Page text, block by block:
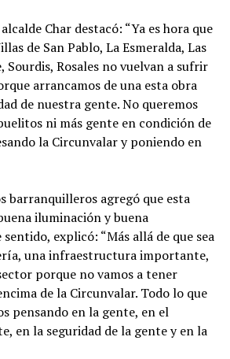
Char destacó: “Ya es hora que
de San Pablo, La Esmeralda, Las
Sourdis, Rosales no vuelvan a sufrir
arrancamos de una esta obra
de nuestra gente. No queremos
ni más gente en condición de
la Circunvalar y poniendo en
barranquilleros agregó que esta
iluminación y buena
explicó: “Más allá de que sea
una infraestructura importante,
porque no vamos a tener
de la Circunvalar. Todo lo que
pensando en la gente, en el
en la seguridad de la gente y en la